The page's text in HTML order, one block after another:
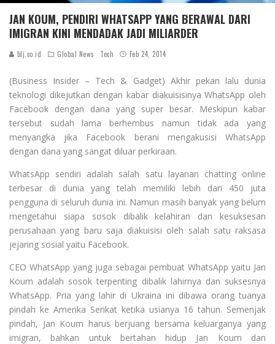
JAN KOUM, PENDIRI WHATSAPP YANG BERAWAL DARI
IMIGRAN KINI MENDADAK JADI MILIARDER
blj.co.id Global News Tech Feb 24, 2014
(Business Insider – Tech & Gadget) Akhir pekan lalu dunia
teknologi dikejutkan dengan kabar diakuisisinya WhatsApp oleh
Facebook dengan dana yang super besar. Meskipun kabar
tersebut sudah lama berhembus namun tidak ada yang
menyangka jika Facebook berani mengakusisi WhatsApp
dengan dana yang sangat diluar perkiraan.
WhatsApp sendiri adalah salah satu layanan chatting online
terbesar di dunia yang telah memiliki lebih dari 450 juta
pengguna di seluruh dunia ini. Namun masih banyak yang belum
mengetahui siapa sosok dibalik kelahiran dan kesuksesan
perusahaan yang baru saja diakuisisi oleh salah satu raksasa
jejaring sosial yaitu Facebook.
CEO WhatsApp yang juga sebagai pembuat WhatsApp yaitu Jan
Koum adalah sosok terpenting dibalik lahirnya dan suksesnya
WhatsApp. Pria yang lahir di Ukraina ini dibawa orang tuanya
pindah ke Amerika Serikat ketika usianya 16 tahun. Semenjak
pindah, Jan Koum harus berjuang bersama keluarganya yang
imigran, bahkan untuk bertahan hidup Jan Koum dan